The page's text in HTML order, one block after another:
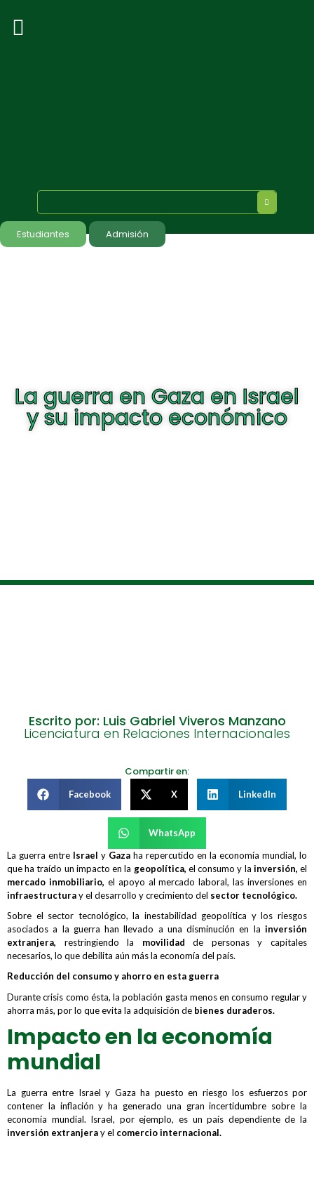
Estudiantes Admisión
La guerra en Gaza en Israel
y su impacto económico
Escrito por: Luis Gabriel Viveros Manzano
Licenciatura en Relaciones Internacionales
Compartir en:
Facebook X LinkedIn
WhatsApp
La guerra entre Israel y Gaza ha repercutido en la economía mundial, lo
que ha traído un impacto en la geopolítica, el consumo y la inversión, el
mercado inmobiliario, el apoyo al mercado laboral, las inversiones en
infraestructuray el desarrollo y crecimiento del sector tecnológico.
Sobre el sector tecnológico, la inestabilidad geopolítica y los riesgos
asociados a la guerra han llevado a una disminución en la inversión
extranjera, restringiendo la movilidad de personas y capitales
necesarios, lo que debilita aún más la economía del país.
Reducción del consumo y ahorro en esta guerra
Durante crisis como ésta, la población gasta menos en consumo regular y
ahorra más, por lo que evita la adquisición de bienes duraderos.
Impacto en la economía
mundial
La guerra entre Israel y Gaza ha puesto en riesgo los esfuerzos por
contener la inflación y ha generado una gran incertidumbre sobre la
economía mundial. Israel, por ejemplo, es un país dependiente de la
inversión extranjeray el comercio internacional.